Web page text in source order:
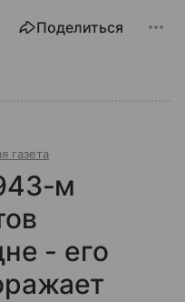
Поделиться
газета
м
- его